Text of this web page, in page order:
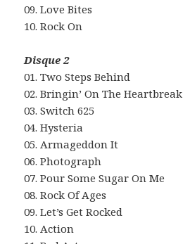
09. Love Bites
10. Rock On
Disque 2
01. Two Steps Behind
02. Bringin’ On The Heartbreak
03. Switch 625
04. Hysteria
05. Armageddon It
06. Photograph
07. Pour Some Sugar On Me
08. Rock Of Ages
09. Let’s Get Rocked
10. Action